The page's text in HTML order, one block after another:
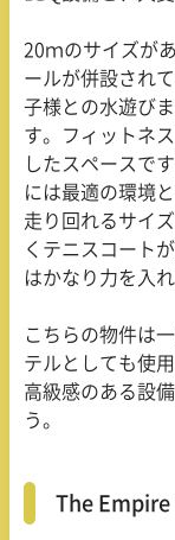
20ｍのサイズが
ールが併設され
子様との水遊び
す。フィットネ
したスペースで
には最適の環境
走り回れるサイ
くテニスコート
はかなり力を入
こちらの物件は
テルとしても使
高級感のある設
う。
The Empire